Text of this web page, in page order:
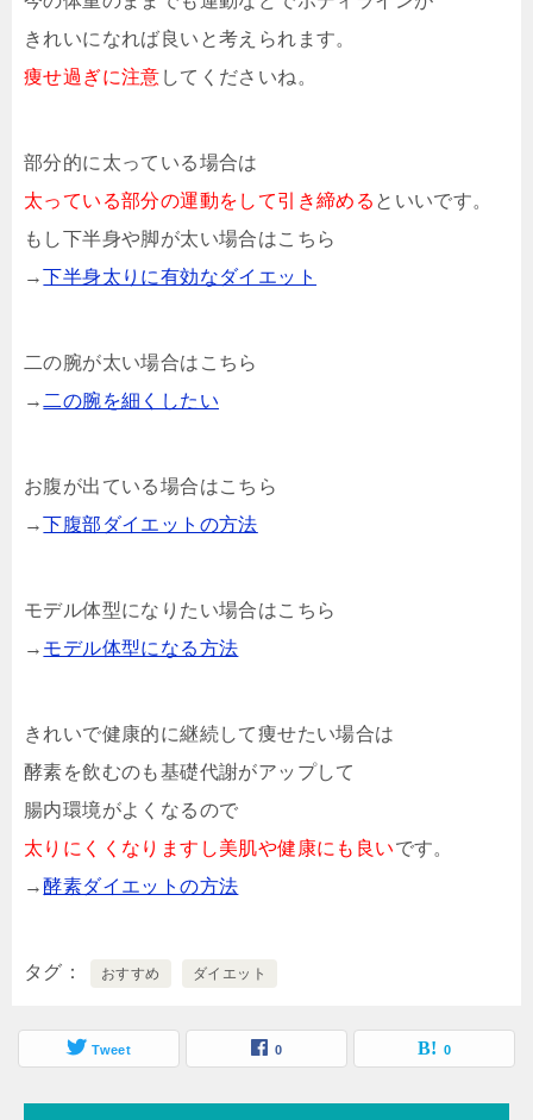
きれいになれば良いと考えられます。
痩せ過ぎに注意 してくださいね。
部分的に太っている場合は
太っている部分の運動をして引き締める といいです。
もし下半身や脚が太い場合はこちら
→下半身太りに有効なダイエット
二の腕が太い場合はこちら
→ 二の腕を細くしたい
お腹が出ている場合はこちら
→下腹部ダイエットの方法
モデル体型になりたい場合はこちら
→ モデル体型になる方法
きれいで健康的に継続して痩せたい場合は
酵素を飲むのも基礎代謝がアップして
腸内環境がよくなるので
太りにくくなりますし美肌や健康にも良いです。
→酵素ダイエットの方法
タグ おすすめ ダイエット
Tweet 0 0